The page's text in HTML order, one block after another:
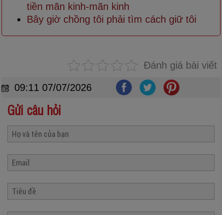
tiền mãn kinh-mãn kinh
Bây giờ chồng tôi phải tìm cách giữ tôi
Đánh giá bài viết
09:11 07/07/2026
Gửi câu hỏi